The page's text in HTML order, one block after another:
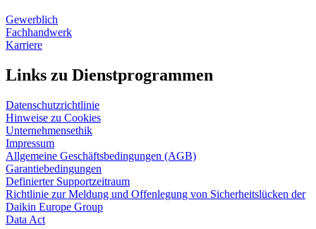
Gewerblich
Fachhandwerk
Karriere
Links zu Dienstprogrammen
Datenschutzrichtlinie
Hinweise zu Cookies
Unternehmensethik
Impressum
Allgemeine Geschäftsbedingungen (AGB)
Garantiebedingungen
Definierter Supportzeitraum
Richtlinie zur Meldung und Offenlegung von Sicherheitslücken der
Daikin Europe Group
Data Act